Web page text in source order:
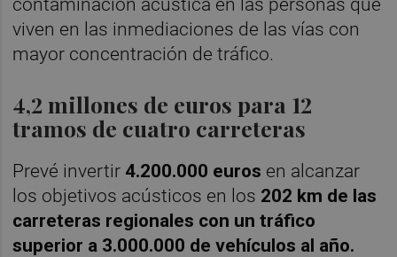
viven en las inmediaciones de las vías con
mayor concentración de tráfico.
4,2 millones de euros para 12
tramos de cuatro carreteras
Prevé invertir 4.200.000 euros en alcanzar
los objetivos acústicos en los 202 km de las
carreteras regionales con un tráfico
superior a 3.000.000 de vehículos al año.